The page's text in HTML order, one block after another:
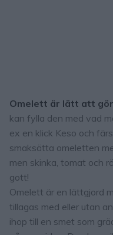
Omelett är lätt att
kan fylla den med vad
ex en klick Keso och
smaksätta omeletten
men skinka, tomat och
gott!
Omelett är en lättgjord
tillagas med eller utan
ihop till en smet som